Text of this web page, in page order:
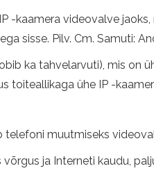
-kaamera videovalve
sisse. Pilv. Cm. Samuti:
ka tahvelarvuti), mis on
toiteallikaga ühe IP -
muutmiseks
ja Interneti kaudu,